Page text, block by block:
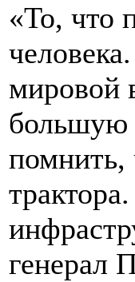
«То, что
мировой
большую
помнить,
генерал